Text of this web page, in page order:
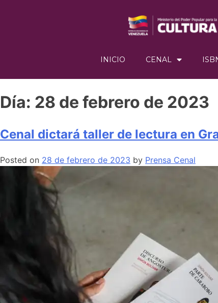
INICIO CENAL
Día: 28 de febrero de 2023
Cenal dictará taller de lectura en
Posted on 28 de febrero de 2023 by Prensa Cenal